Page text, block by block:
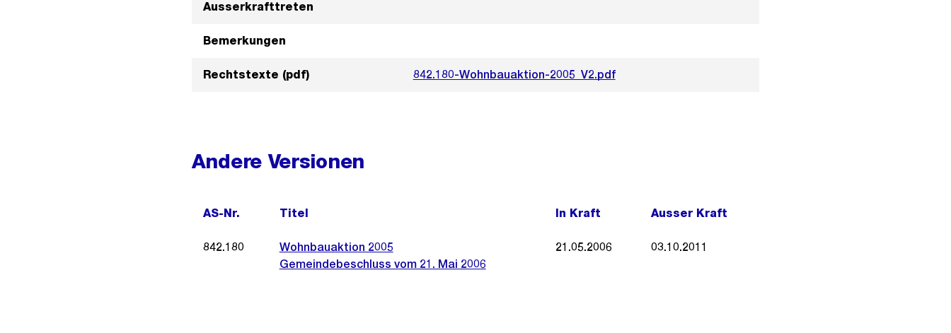
Ausserkrafttreten
Bemerkungen
Rechtstexte (pdf) 842.180-Wohnbauaktion-2005_V2.pdf
Andere Versionen
AS-Nr. Titel In Kraft Ausser Kraft
842.180
Wohnbauaktion 2005
Gemeindebeschluss vom 21. Mai 2006
21.05.2006 03.10.2011